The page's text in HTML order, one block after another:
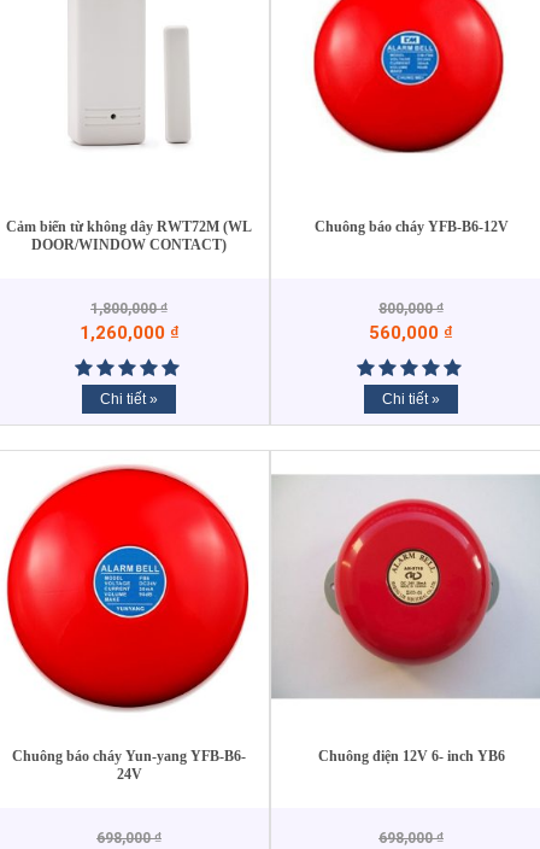
Cảm biến từ không dây RWT72M (WL
DOOR/WINDOW CONTACT)
1,800,000₫
1,260,000 ₫
Chi tiết »
Chuông báo cháy YFB-B6-12V
800,000₫
560,000 ₫
Chi tiết »
Chuông báo cháy Yun-yang YFB-B6-
24V
698,000₫
Chuông điện 12V 6- inch YB6
698,000₫